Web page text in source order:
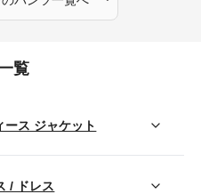
覧
ース ジャケット
/ ドレス